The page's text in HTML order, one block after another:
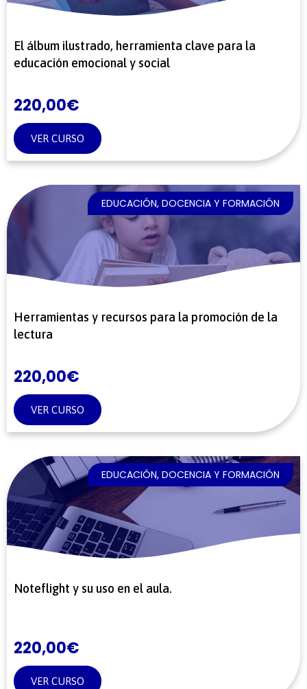
El álbum ilustrado, herramienta clave para la
educación emocional y social
220,00€
VER CURSO
EDUCACIÓN, DOCENCIA Y FORMACIÓN
Herramientas y recursos para la promoción de la
lectura
220,00€
VER CURSO
EDUCACIÓN, DOCENCIA Y FORMACIÓN
Noteflight y su uso en el aula.
220,00€
VER CURSO